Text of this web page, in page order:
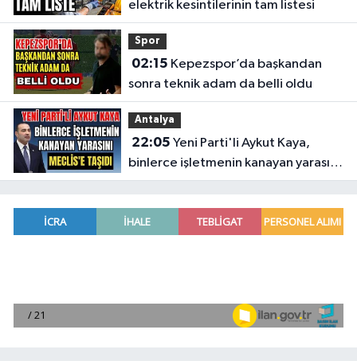
elektrik kesintilerinin tam listesi
Spor
02:15
sonra teknik adam da belli oldu
Antalya
22:05
binlerce işletmenin kanayan yarasını
Meclis'e taşıdı